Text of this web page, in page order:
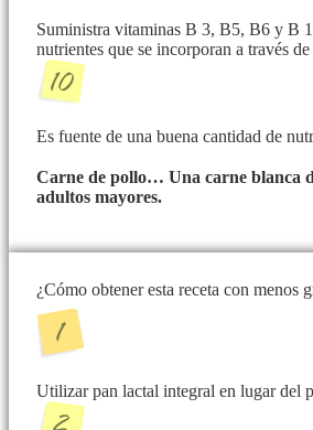
Suministra vitaminas B 3, B5, B6 y B
nutrientes que se incorporan a través
Es fuente de una buena cantidad de
Carne de pollo… Una carne blanca
adultos mayores.
¿Cómo obtener esta receta con menos
Utilizar pan lactal integral en lugar del